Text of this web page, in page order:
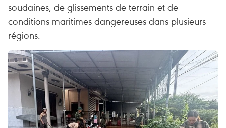
soudaines, de glissements de terrain et de
conditions maritimes dangereuses dans plusieurs
régions.